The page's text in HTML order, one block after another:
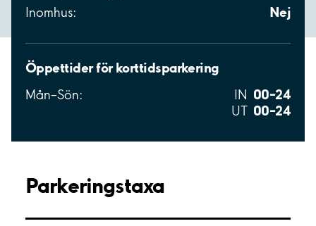
Inomhus: Nej
Öppettider för korttidsparkering
Mån–Sön: IN 00–24
UT 00–24
Parkeringstaxa